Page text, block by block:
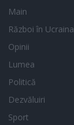
Main
Război în Ucraina
Opinii
Lumea
Politică
Dezvăluiri
Sport